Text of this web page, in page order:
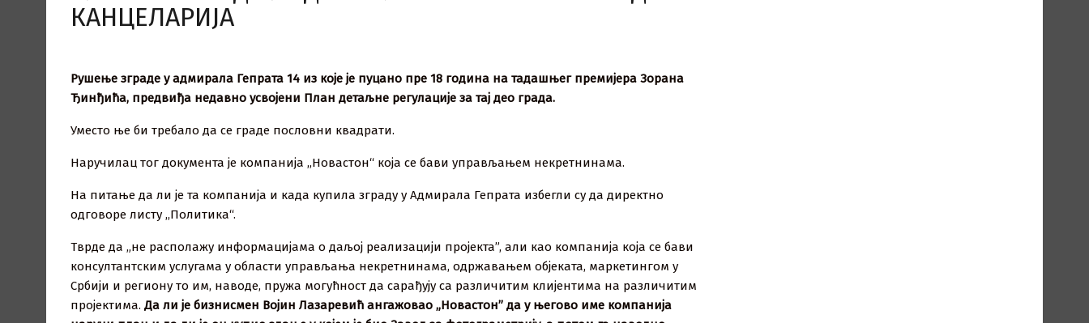
КАНЦЕЛАРИЈА
Рушење зграде у адмирала Гепрата 14 из које је пуцано пре 18 година на тадашњег премијера Зорана
Ђинђића, предвиђа недавно усвојени План детаљне регулације за тај део града.
Уместо ње би требало да се граде пословни квадрати.
Наручилац тог документа је компанија ,,Новастон“ која се бави управљањем некретнинама.
На питање да ли је та компанија и када купила зграду у Адмирала Гепрата избегли су да директно
одговоре листу ,,Политика“.
Тврде да „не располажу информацијама о даљој реализацији пројекта”, али као компанија која се бави
консултантским услугама у области управљања некретнинама, одржавањем објеката, маркетингом у
Србији и региону то им, наводе, пружа могућност да сарађују са различитим клијентима на различитим
пројектима. Да ли је бизнисмен Војин Лазаревић ангажовао „Новастон” да у његово име компанија